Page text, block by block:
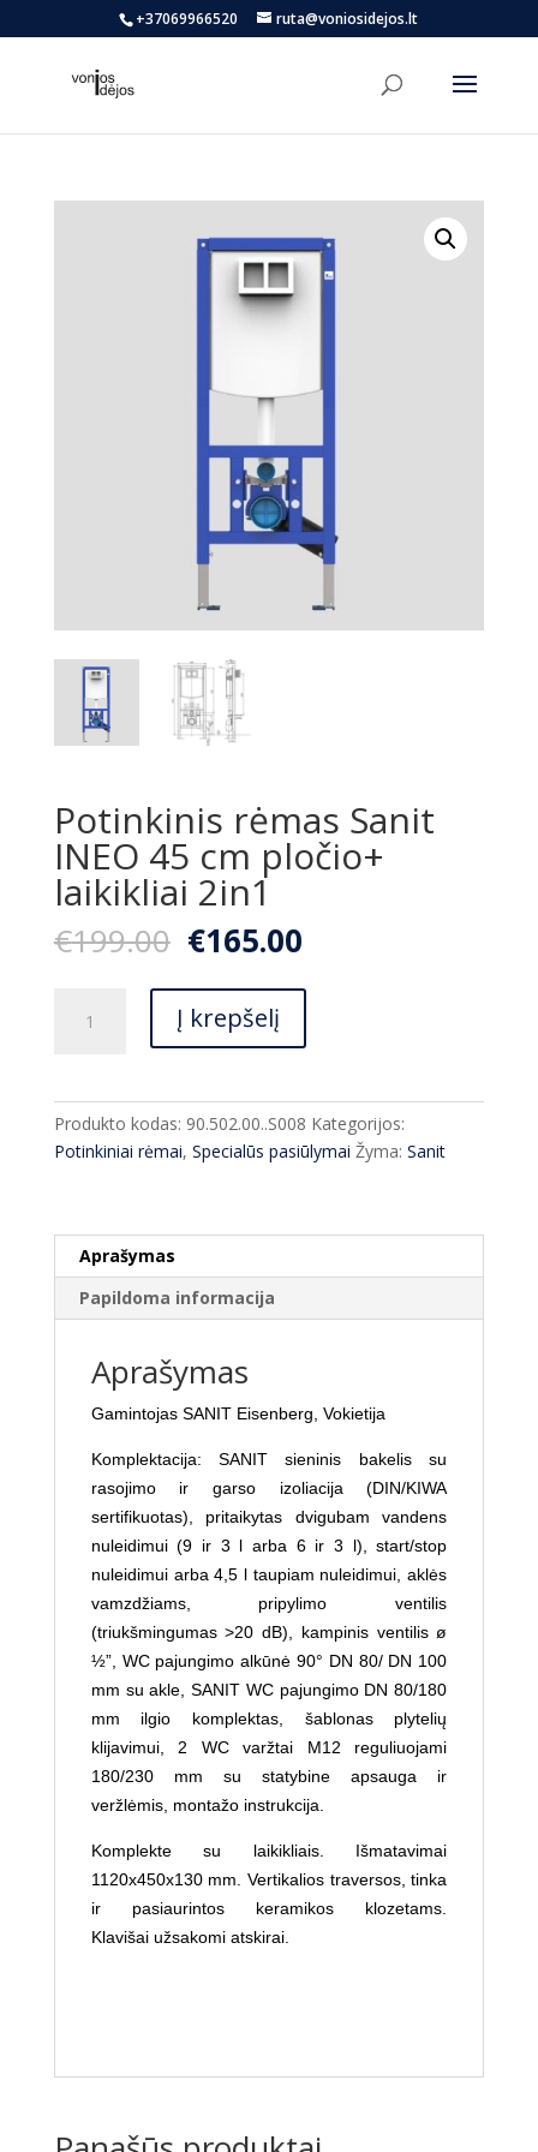
+37069966520 ruta@voniosidejos.lt
Potinkinis rėmas Sanit
INEO 45 cm pločio+
laikikliai 2in1
€199.00 Original
price
was:
€199.00.
€165.00Current
is:
kiekis:
Sanit
laikikliai
2in1
Į krepšelį
Produkto kodas: 90.502.00..S008 Kategorijos:
Potinkiniai rėmai, Specialūs pasiūlymai Žyma: Sanit
Aprašymas
Papildoma informacija
Aprašymas
GamintojasSANIT Eisenberg, Vokietija
Komplektacija: SANIT sieninis bakelis su
rasojimo ir garso izoliacija (DIN/KIWA
sertifikuotas), pritaikytas dvigubam vandens
nuleidimui (9 ir 3 l arba 6 ir 3 l), start/stop
nuleidimui arba 4,5 l taupiam nuleidimui, aklės
vamzdžiams, pripylimo ventilis
(triukšmingumas >20 dB), kampinis ventilis ø
½”, WC pajungimo alkūnė 90° DN 80/ DN 100
mm su akle, SANIT WC pajungimo DN 80/180
mm ilgio komplektas, šablonas plytelių
klijavimui, 2 WC varžtai M12 reguliuojami
180/230 mm su statybine apsauga ir
veržlėmis, montažo instrukcija.
Komplekte su laikikliais. Išmatavimai
1120x450x130 mm. Vertikalios traversos, tinka
ir pasiaurintos keramikos klozetams.
Klavišai užsakomi atskirai.